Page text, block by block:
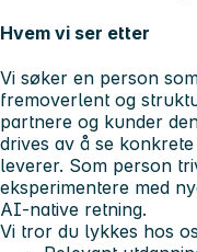
Hvem vi ser etter
Vi søker en person
fremoverlent og
partnere og kunder
drives av å se
leverer. Som person
eksperimentere med
AI-native retning.
Vi tror du lykkes hos